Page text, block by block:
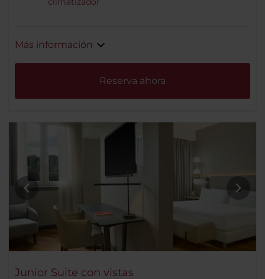
Más información
Reserva ahora
Junior Suite con vistas